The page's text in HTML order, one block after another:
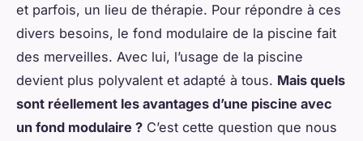
et parfois, un lieu de thérapie. Pour répondre à ces
divers besoins, le fond modulaire de la piscine fait
des merveilles. Avec lui, l’usage de la piscine
devient plus polyvalent et adapté à tous. Mais quels
sont réellement les avantages d’une piscine avec
un fond modulaire ? C’est cette question que nous